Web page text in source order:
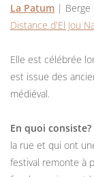
La Patum | Berge
Distance d'El Jou
Elle est célébrée
est issue des
médiéval.
En quoi consiste?
la rue et qui ont
festival remonte à